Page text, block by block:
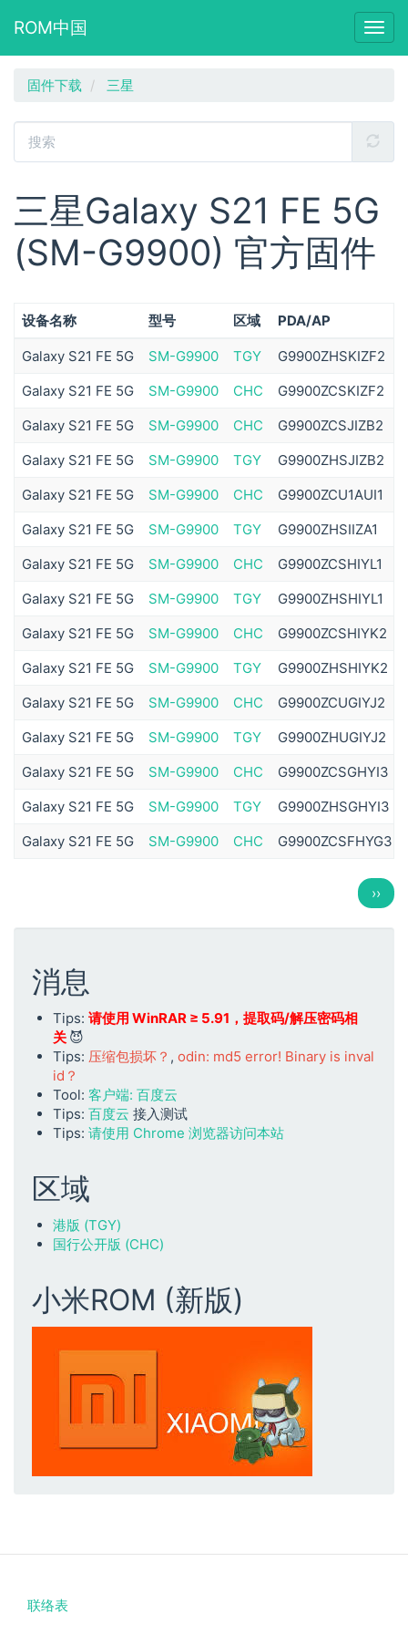
ROM中国
固件下载 三星
三星Galaxy S21 FE 5G
(SM-G9900) 官方固件
设备名称 型号 区域 PDA/AP
Galaxy S21 FE 5G SM-G9900 TGY G9900ZHSKIZF2
Galaxy S21 FE 5G
SM-G9900 CHC G9900ZCSKIZF2
Galaxy S21 FE 5G
SM-G9900 CHC G9900ZCSJIZB2
Galaxy S21 FE 5G
SM-G9900 TGY G9900ZHSJIZB2
Galaxy S21 FE 5G
SM-G9900 CHC G9900ZCU1AUI1
Galaxy S21 FE 5G
SM-G9900 TGY G9900ZHSIIZA1
Galaxy S21 FE 5G
SM-G9900 CHC G9900ZCSHIYL1
Galaxy S21 FE 5G
SM-G9900 TGY G9900ZHSHIYL1
Galaxy S21 FE 5G
SM-G9900 CHC G9900ZCSHIYK2
Galaxy S21 FE 5G
SM-G9900 TGY G9900ZHSHIYK2
Galaxy S21 FE 5G
SM-G9900 CHC G9900ZCUGIYJ2
Galaxy S21 FE 5G
SM-G9900 TGY G9900ZHUGIYJ2
Galaxy S21 FE 5G
SM-G9900 CHC G9900ZCSGHYI3
Galaxy S21 FE 5G
SM-G9900 TGY G9900ZHSGHYI3
Galaxy S21 FE 5G
SM-G9900 CHC G9900ZCSFHYG3
下
一
页
››
消息
Tips: 请使用 WinRAR ≥ 5.91，提取码/解压密码相
关 😈
Tips: 压缩包损坏？ , odin: md5 error! Binary is inval
id？
Tool: 客户端: 百度云
Tips: 百度云 接入测试
Tips: 请使用 Chrome 浏览器访问本站
区域
港版 (TGY)
国行公开版 (CHC)
小米ROM (新版)
Footer
联络表